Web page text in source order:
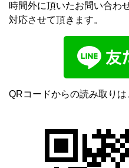
時間外に頂いたお問い合わ
対応させて頂きます。
QRコードからの読み取りは